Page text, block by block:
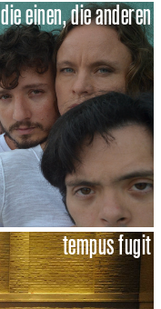
die einen, die anderen
tempus fugit